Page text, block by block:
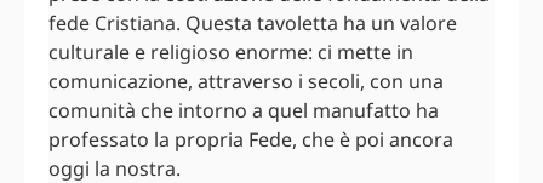
fede Cristiana. Questa tavoletta ha un valore
culturale e religioso enorme: ci mette in
comunicazione, attraverso i secoli, con una
comunità che intorno a quel manufatto ha
professato la propria Fede, che è poi ancora
oggi la nostra.